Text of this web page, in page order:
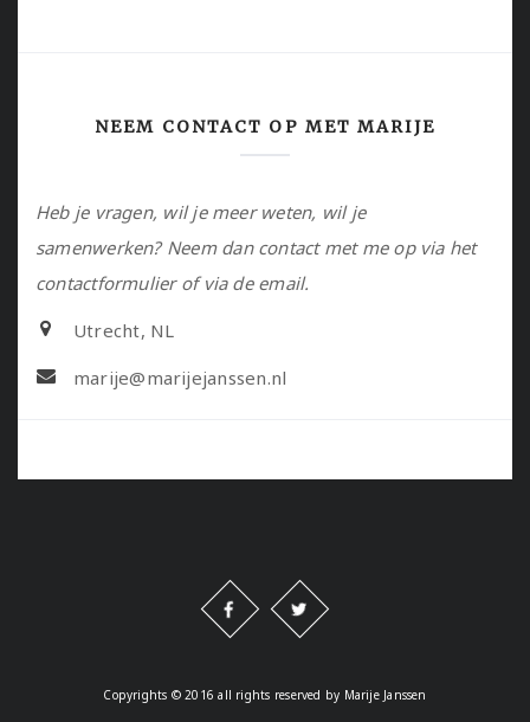
NEEM CONTACT OP MET MARIJE
Heb je vragen, wil je meer weten, wil je
samenwerken? Neem dan contact met me op via het
contactformulier of via de email.
Utrecht, NL
marije@marijejanssen.nl
Copyrights © 2016 all rights reserved by Marije Janssen